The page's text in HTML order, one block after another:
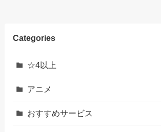
Categories
☆4以上
アニメ
おすすめサービス